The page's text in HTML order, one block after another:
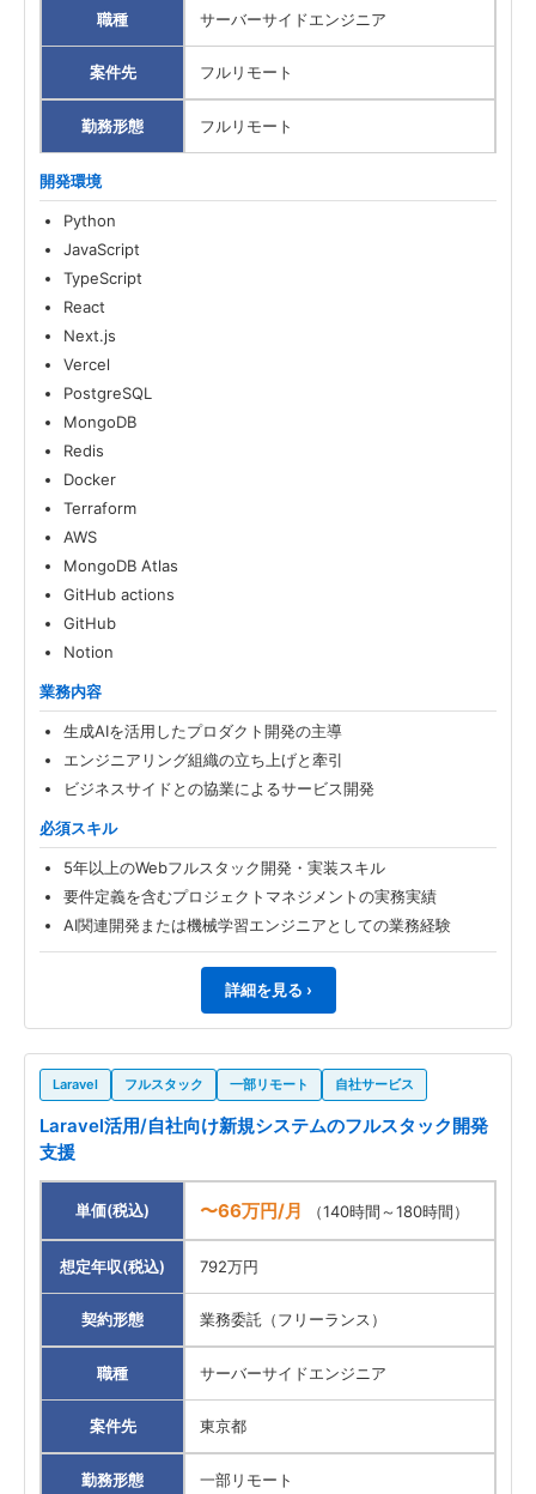
職種 サーバーサイドエンジニア
案件先 フルリモート
勤務形態 フルリモート
開発環境
Python
JavaScript
TypeScript
React
Next.js
Vercel
PostgreSQL
MongoDB
Redis
Docker
Terraform
AWS
MongoDB Atlas
GitHub actions
GitHub
Notion
業務内容
生成AIを活用したプロダクト開発の主導
エンジニアリング組織の立ち上げと牽引
ビジネスサイドとの協業によるサービス開発
必須スキル
5年以上のWebフルスタック開発・実装スキル
要件定義を含むプロジェクトマネジメントの実務実績
AI関連開発または機械学習エンジニアとしての業務経験
詳細を見る ›
Laravel フルスタック 一部リモート 自社サービス
Laravel活用/自社向け新規システムのフルスタック開発
支援
単価(税込) 〜66万円/月 （140時間～180時間）
想定年収(税込) 792万円
契約形態 業務委託（フリーランス）
職種 サーバーサイドエンジニア
案件先 東京都
勤務形態 一部リモート